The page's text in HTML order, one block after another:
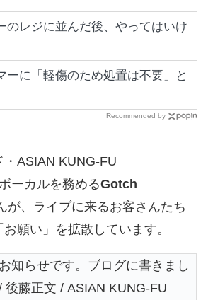
のレジに並んだ後、やってはいけ
ーに「軽傷のため処置は不要」と
Recommended by
・ASIAN KUNG-FU
ーカルを務めるGotch
が、ライブに来るお客さんたち
願い」を拡散しています。
知らせです。ブログに書きまし
後藤正文 / ASIAN KUNG-FU